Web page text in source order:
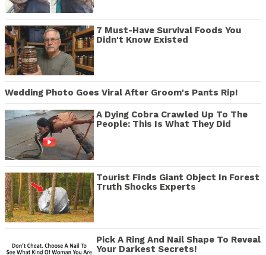
7 Must-Have Survival Foods You
Didn't Know Existed
Wedding Photo Goes Viral After Groom's Pants Rip!
A Dying Cobra Crawled Up To The
People: This Is What They Did
Tourist Finds Giant Object In Forest
Truth Shocks Experts
Pick A Ring And Nail Shape To Reveal
Your Darkest Secrets!